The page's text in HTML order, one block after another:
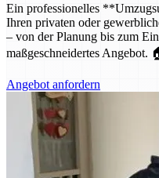
Ein professionelles
Ihren privaten oder
– von der Planung bis zum
maßgeschneidertes Angebot.
Angebot anfordern